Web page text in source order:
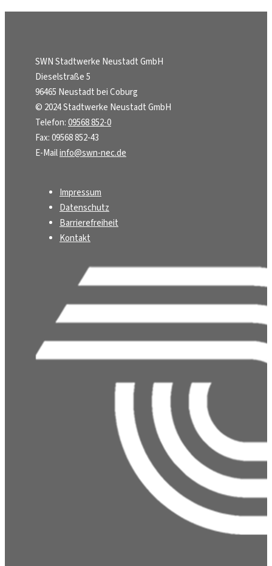
SWN Stadtwerke Neustadt GmbH
Dieselstraße 5
96465 Neustadt bei Coburg
© 2024 Stadtwerke Neustadt GmbH
Telefon:09568 852-0
Fax: 09568 852-43
E-Mailinfo@swn-nec.de
Impressum
Datenschutz
Barrierefreiheit
Kontakt